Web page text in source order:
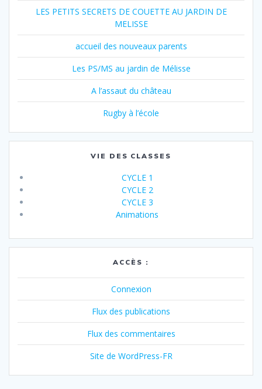
LES PETITS SECRETS DE COUETTE AU JARDIN DE
MELISSE
accueil des nouveaux parents
Les PS/MS au jardin de Mélisse
A l’assaut du château
Rugby à l’école
VIE DES CLASSES
CYCLE 1
CYCLE 2
CYCLE 3
Animations
ACCÈS :
Connexion
Flux des publications
Flux des commentaires
Site de WordPress-FR